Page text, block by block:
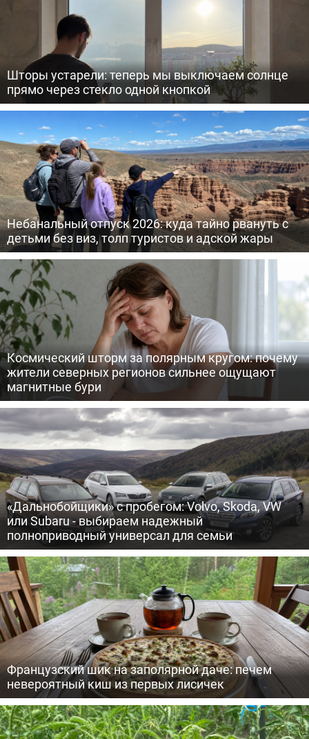
Шторы устарели: теперь мы выключаем солнце
прямо через стекло одной кнопкой
Небанальный отпуск 2026: куда тайно рвануть с
детьми без виз, толп туристов и адской жары
Космический шторм за полярным кругом: почему
жители северных регионов сильнее ощущают
магнитные бури
«Дальнобойщики» с пробегом: Volvo, Skoda, VW
или Subaru - выбираем надежный
полноприводный универсал для семьи
Французский шик на заполярной даче: печем
невероятный киш из первых лисичек